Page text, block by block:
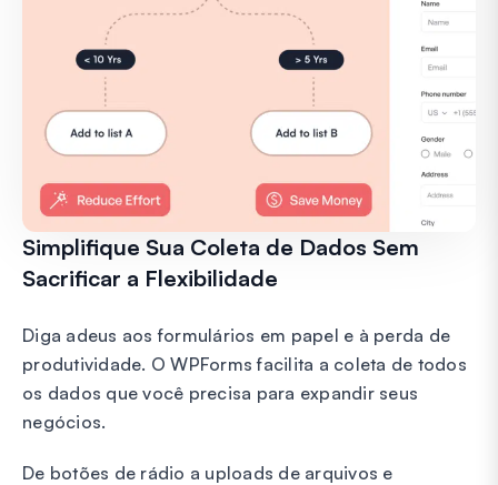
Simplifique Sua Coleta de Dados Sem
Sacrificar a Flexibilidade
Diga adeus aos formulários em papel e à perda de
produtividade. O WPForms facilita a coleta de todos
os dados que você precisa para expandir seus
negócios.
De botões de rádio a uploads de arquivos e